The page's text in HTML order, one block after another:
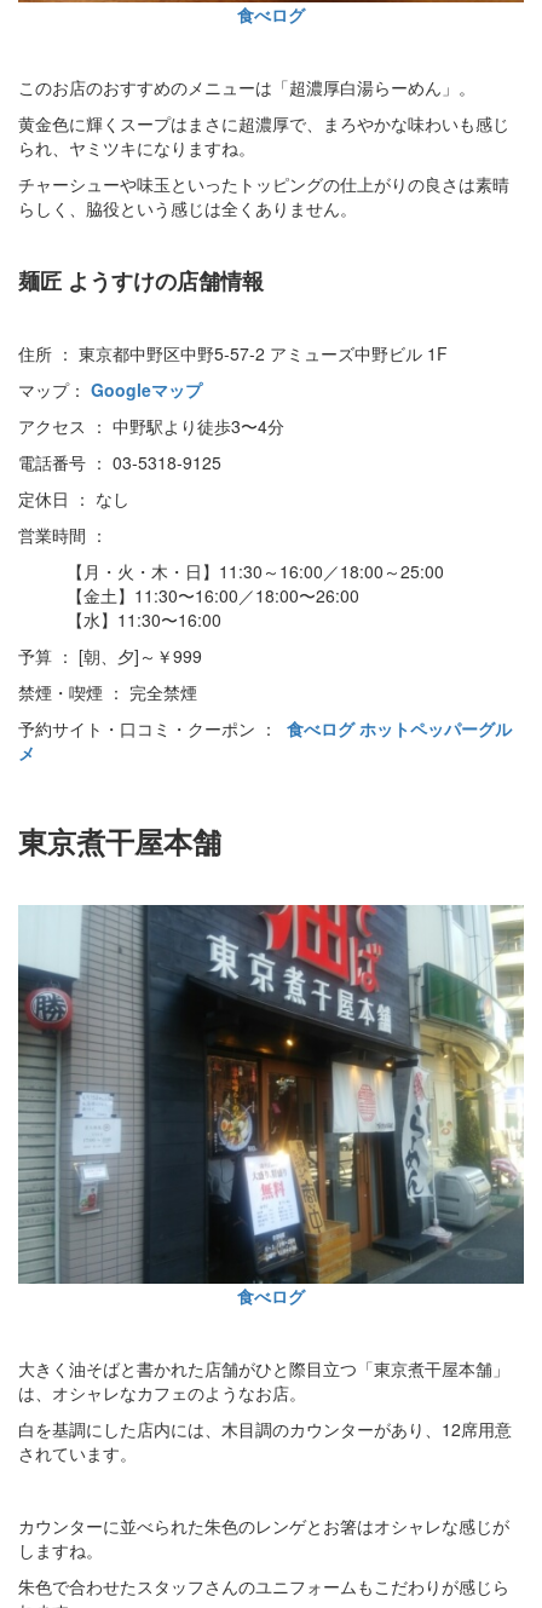
食べログ
このお店のおすすめのメニューは「超濃厚白湯らーめん」。
黄金色に輝くスープはまさに超濃厚で、まろやかな味わいも感じ
られ、ヤミツキになりますね。
チャーシューや味玉といったトッピングの仕上がりの良さは素晴
らしく、脇役という感じは全くありません。
麺匠 ようすけの店舗情報
住所 ： 東京都中野区中野5-57-2 アミューズ中野ビル 1F
マップ： Googleマップ
アクセス ： 中野駅より徒歩3〜4分
電話番号 ： 03-5318-9125
定休日 ： なし
営業時間 ：
【月・火・木・日】11:30～16:00／18:00～25:00
【金土】11:30〜16:00／18:00〜26:00
【水】11:30〜16:00
予算 ： [朝、夕]～￥999
禁煙・喫煙 ： 完全禁煙
予約サイト・口コミ・クーポン ： 食べログホットペッパーグル
メ
東京煮干屋本舗
食べログ
大きく油そばと書かれた店舗がひと際目立つ「東京煮干屋本舗」
は、オシャレなカフェのようなお店。
白を基調にした店内には、木目調のカウンターがあり、12席用意
されています。
カウンターに並べられた朱色のレンゲとお箸はオシャレな感じが
しますね。
朱色で合わせたスタッフさんのユニフォームもこだわりが感じら